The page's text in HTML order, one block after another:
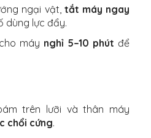
ngại vật, tắt máy ngay
dùng lực đẩy.
máy nghỉ 5–10 phút để
trên lưỡi và thân máy
chổi cứng.